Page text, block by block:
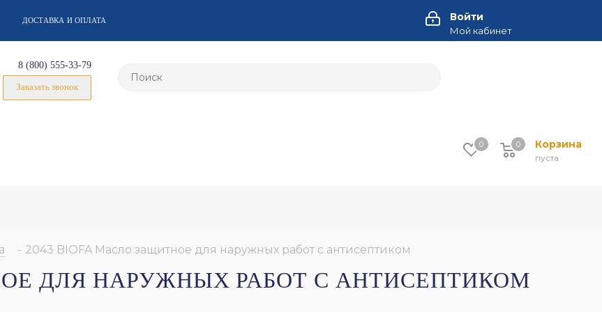
ДОСТАВКА И ОПЛАТА Войти
Мой кабинет
8 (800) 555-33-79
Заказать звонок
0 Корзина
пуста
0
- 2043 BIOFA Масло защитное для наружных работ с антисептиком
ДЛЯ НАРУЖНЫХ РАБОТ С АНТИСЕПТИКОМ